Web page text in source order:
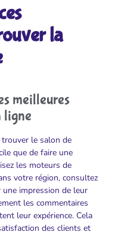
la
meilleures
ligne
trouver le salon de
que de faire une
les moteurs de
votre région, consultez
impression de leur
les commentaires
leur expérience. Cela
des clients et